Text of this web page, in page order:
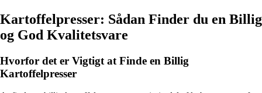
Kartoffelpresser: Sådan Finder du en Billig
og God Kvalitetsvare
Hvorfor det er Vigtigt at Finde en Billig
Kartoffelpresser